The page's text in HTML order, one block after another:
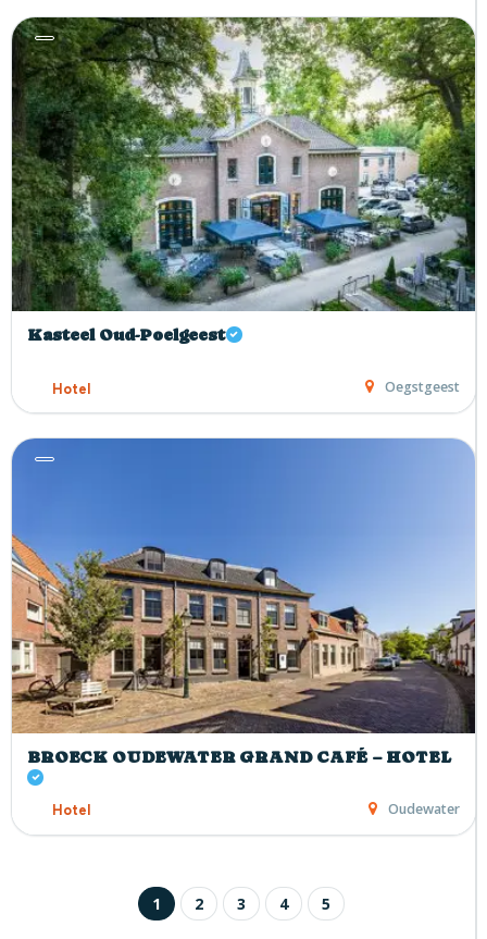
Kasteel Oud-Poelgeest
Hotel Oegstgeest
BROECK OUDEWATER GRAND CAFÉ – HOTEL
Hotel Oudewater
1 2 3 4 5